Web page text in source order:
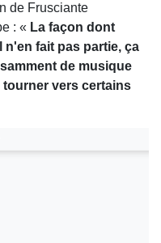
de Frusciante
: « La façon dont
fait pas partie, ça
de musique
vers certains